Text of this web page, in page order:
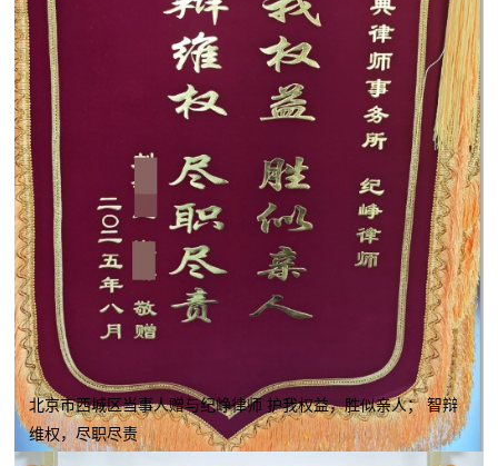
北京市西城区当事人赠与纪峥律师 护我权益，胜似亲人； 智辩
维权，尽职尽责